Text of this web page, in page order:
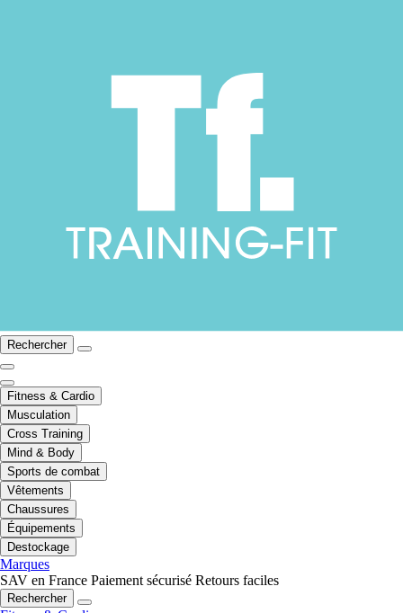
Rechercher
Fitness & Cardio
Musculation
Cross Training
Mind & Body
Sports de combat
Vêtements
Chaussures
Équipements
Destockage
Marques
SAV en France Paiement sécurisé Retours faciles
Rechercher